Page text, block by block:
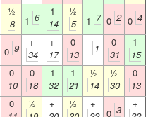
½
8
1 6
1
14
½
5
1 7 0 2 0 4
0 9
+
34
+
17
0
13
- 1
0
31
1
15
0
10
0
18
1
32
1
21
½
14
½
30
0
13
0
½
+
½
+
0 3
+